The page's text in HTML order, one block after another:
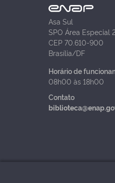
Asa Sul
SPO Área Especial
CEP 70.610-900
Brasília/DF
Horário de
08h00 às 18h00
Contato